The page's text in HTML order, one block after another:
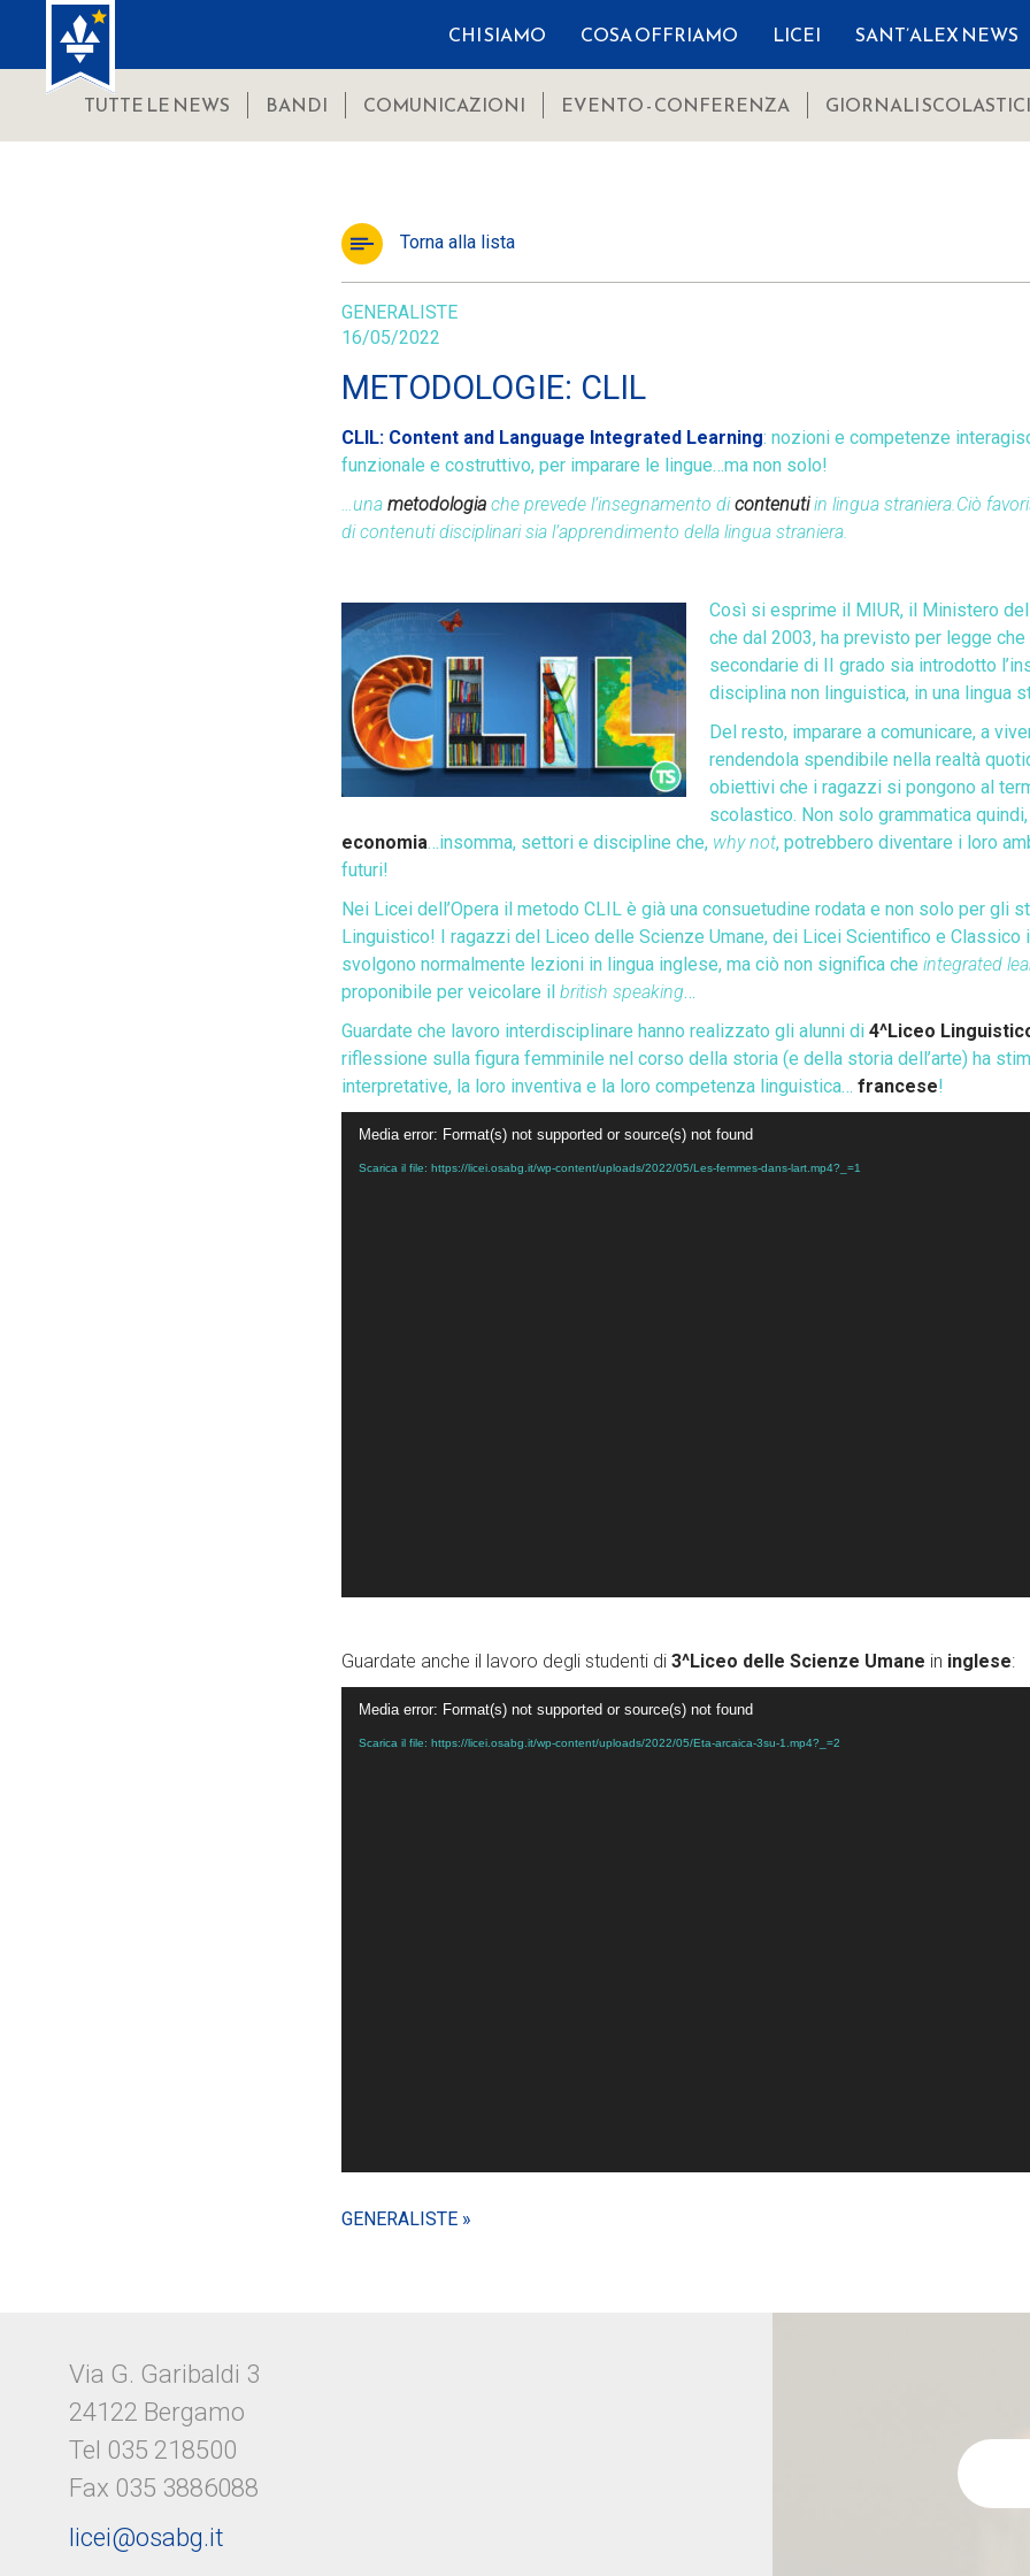
CHI SIAMO COSA OFFRIAMO LICEI SANT’ALEX NEWS
TUTTE LE NEWS BANDI COMUNICAZIONI EVENTO - CONFERENZA GIORNALI SCOLASTICI
Torna alla lista
GENERALISTE
16/05/2022
METODOLOGIE: CLIL
CLIL: Content and Language Integrated Learning: nozioni e competenze
funzionale e costruttivo, per imparare le lingue…ma non solo!
…una metodologia che prevede l’insegnamento dicontenutiin lingua straniera.Ciò
di contenuti disciplinari sia l’apprendimento della lingua straniera.
Così si esprime il MIUR, il Ministero d
che dal 2003, ha previsto per legge
secondarie di II grado sia introdotto
disciplina non linguistica, in una lingua
Del resto, imparare a comunicare, a
rendendola spendibile nella realtà
obiettivi che i ragazzi si pongono al
scolastico. Non solo grammatica
economia…insomma, settori e discipline che, why not, potrebbero diventare i loro
futuri!
Nei Licei dell’Opera il metodo CLIL è già una consuetudine rodata e non solo per gli
Linguistico! I ragazzi del Liceo delle Scienze Umane, dei Licei Scientifico e Classico
svolgono normalmente lezioni in lingua inglese, ma ciò non significa che integrated
proponibile per veicolare il british speaking…
Guardate che lavoro interdisciplinare hanno realizzato gli alunni di 4^Liceo
riflessione sulla figura femminile nel corso della storia (e della storia dell’arte) ha
interpretative, la loro inventiva e la loro competenza linguistica… francese!
Media error: Format(s) not supported or source(s) not found
Scarica il file: https://licei.osabg.it/wp-content/uploads/2022/05/Les-femmes-dans-lart.mp4?_=1
Guardate anche il lavoro degli studenti di 3^Liceo delle Scienze Umane in inglese:
Media error: Format(s) not supported or source(s) not found
Scarica il file: https://licei.osabg.it/wp-content/uploads/2022/05/Eta-arcaica-3su-1.mp4?_=2
GENERALISTE »
Via G. Garibaldi 3
24122 Bergamo
Tel 035 218500
Fax 035 3886088
licei@osabg.it